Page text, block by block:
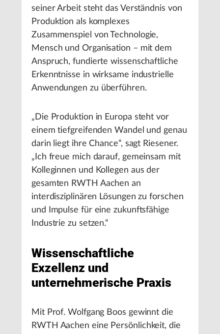
seiner Arbeit steht das Verständnis von
Produktion als komplexes
Zusammenspiel von Technologie,
Mensch und Organisation – mit dem
Anspruch, fundierte wissenschaftliche
Erkenntnisse in wirksame industrielle
Anwendungen zu überführen.
„Die Produktion in Europa steht vor
einem tiefgreifenden Wandel und genau
darin liegt ihre Chance“, sagt Riesener.
„Ich freue mich darauf, gemeinsam mit
Kolleginnen und Kollegen aus der
gesamten RWTH Aachen an
interdisziplinären Lösungen zu forschen
und Impulse für eine zukunftsfähige
Industrie zu setzen.“
Wissenschaftliche
Exzellenz und
unternehmerische Praxis
Mit Prof. Wolfgang Boos gewinnt die
RWTH Aachen eine Persönlichkeit, die